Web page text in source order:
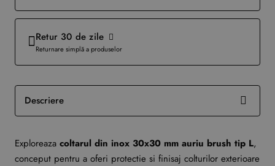
Descriere
Exploreaza coltarul din inox 30x30 mm auriu brush tip L,
conceput pentru a oferi protectie si finisaj colturilor exterioare
Retur 30 de zile
Returnare simplă a produselor